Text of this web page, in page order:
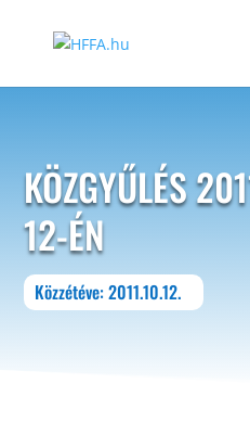
KÖZGYŰLÉS
12-ÉN
Közzétéve: 2011.10.12.